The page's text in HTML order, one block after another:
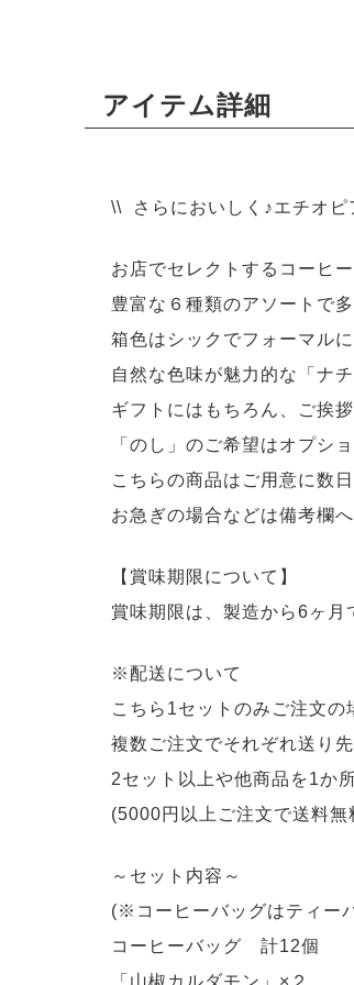
アイテム詳細
\\ さらにおいしく♪エチオ
お店でセレクトするコーヒ
豊富な６種類のアソートで
箱色はシックでフォーマル
自然な色味が魅力的な「ナ
ギフトにはもちろん、ご挨
「のし」のご希望はオプシ
こちらの商品はご用意に数
お急ぎの場合などは備考欄
【賞味期限について】
賞味期限は、製造から6ヶ月
※配送について
こちら1セットのみご注文の
複数ご注文でそれぞれ送り
2セット以上や他商品を1か
(5000円以上ご注文で送料無
～セット内容～
(※コーヒーバッグはティー
コーヒーバッグ 計12個
「山椒カルダモン」×２